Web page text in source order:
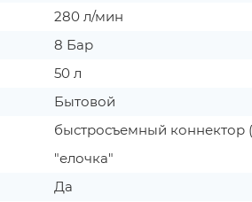
280 л/мин
8 Бар
50 л
Бытовой
быстросъемный коннектор
"елочка"
Да